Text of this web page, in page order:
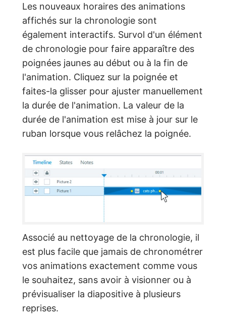
Les nouveaux horaires des animations
affichés sur la chronologie sont
également interactifs. Survol d'un élément
de chronologie pour faire apparaître des
poignées jaunes au début ou à la fin de
l'animation. Cliquez sur la poignée et
faites-la glisser pour ajuster manuellement
la durée de l'animation. La valeur de la
durée de l'animation est mise à jour sur le
ruban lorsque vous relâchez la poignée.
Associé au nettoyage de la chronologie, il
est plus facile que jamais de chronométrer
vos animations exactement comme vous
le souhaitez, sans avoir à visionner ou à
prévisualiser la diapositive à plusieurs
reprises.